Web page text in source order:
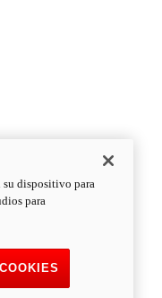
su dispositivo para
para